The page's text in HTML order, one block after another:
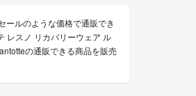
ールのような価格で通販でき
レスノ リカバリーウェア ル
の通販できる商品を販売